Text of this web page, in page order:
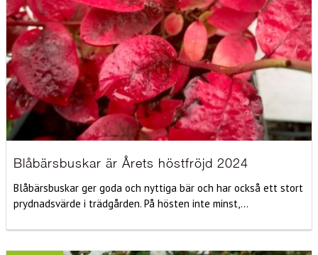
Blåbärsbuskar är Årets höstfröjd 2024
Blåbärsbuskar ger goda och nyttiga bär och har också ett stort
prydnadsvärde i trädgården. På hösten inte minst,...